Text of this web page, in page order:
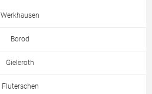
Werkhausen
Borod
Gieleroth
Fluterschen